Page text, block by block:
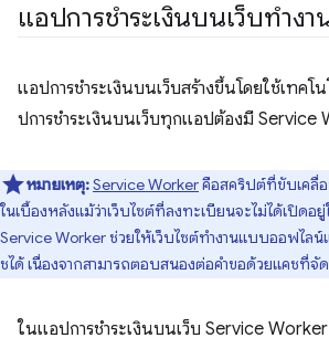
แอปการชำระเงินบนเว็บทำงา
แอปการชำระเงินบนเว็บสร้างขึ้นโดยใช้เทคโ
ปการชำระเงินบนเว็บทุกแอปต้องมี Service
หมายเหตุ:Service Workerคือสคริปต์ที่ขับเคลื่
ในเบื้องหลังแม้ว่าเว็บไซต์ที่ลงทะเบียนจะไม่ได้เปิดอยู่
Service Worker ช่วยให้เว็บไซต์ทำงานแบบออฟไล
ชได้ เนื่องจากสามารถตอบสนองต่อคำขอด้วยแคชที่จัด
ในแอปการชำระเงินบนเว็บ Service